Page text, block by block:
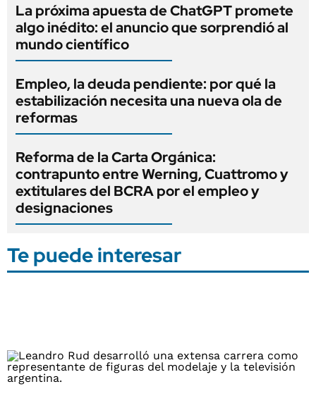
La próxima apuesta de ChatGPT promete
algo inédito: el anuncio que sorprendió al
mundo científico
Empleo, la deuda pendiente: por qué la
estabilización necesita una nueva ola de
reformas
Reforma de la Carta Orgánica:
contrapunto entre Werning, Cuattromo y
extitulares del BCRA por el empleo y
designaciones
Te puede interesar